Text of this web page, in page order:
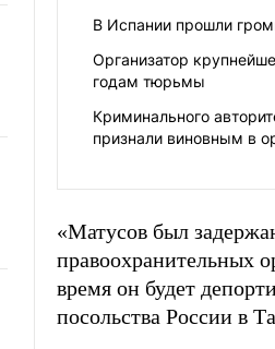
В Испании прошли
Организатор
годам тюрьмы
Криминального
признали виновным в
«Матусов был
правоохранительных
время он будет
посольства России в